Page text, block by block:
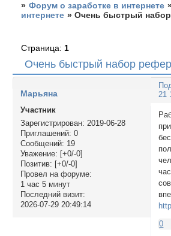
» Форум о заработке в интернете
интернете »Очень быстрый
Очень быстрый набор
Страница: 1
21
Марьяна
Участник
Зарегистрирован: 2019-06-28
Приглашений: 0
Сообщений: 19
Уважение: [+0/-0]
Позитив: [+0/-0]
Провел на форуме:
1 час 5 минут
Последний визит:
2026-07-29 20:49:14
0